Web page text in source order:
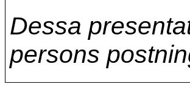
Dessa
persons